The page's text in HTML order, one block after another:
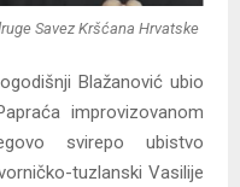
Savez Kršćana Hrvatske
Blažanović ubio
improvizovanom
svirepo ubistvo
tuzlanski Vasilije